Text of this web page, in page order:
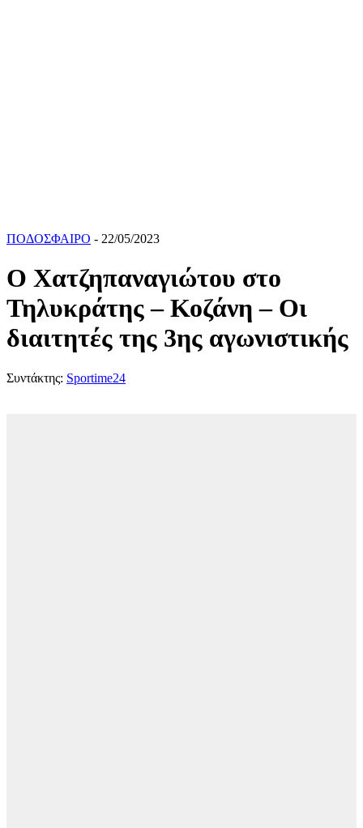
ΠΟΔΟΣΦΑΙΡΟ - 22/05/2023
Ο Χατζηπαναγιώτου στο
Τηλυκράτης – Κοζάνη – Οι
διαιτητές της 3ης αγωνιστικής
Συντάκτης: Sportime24